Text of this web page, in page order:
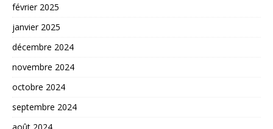
février 2025
janvier 2025
décembre 2024
novembre 2024
octobre 2024
septembre 2024